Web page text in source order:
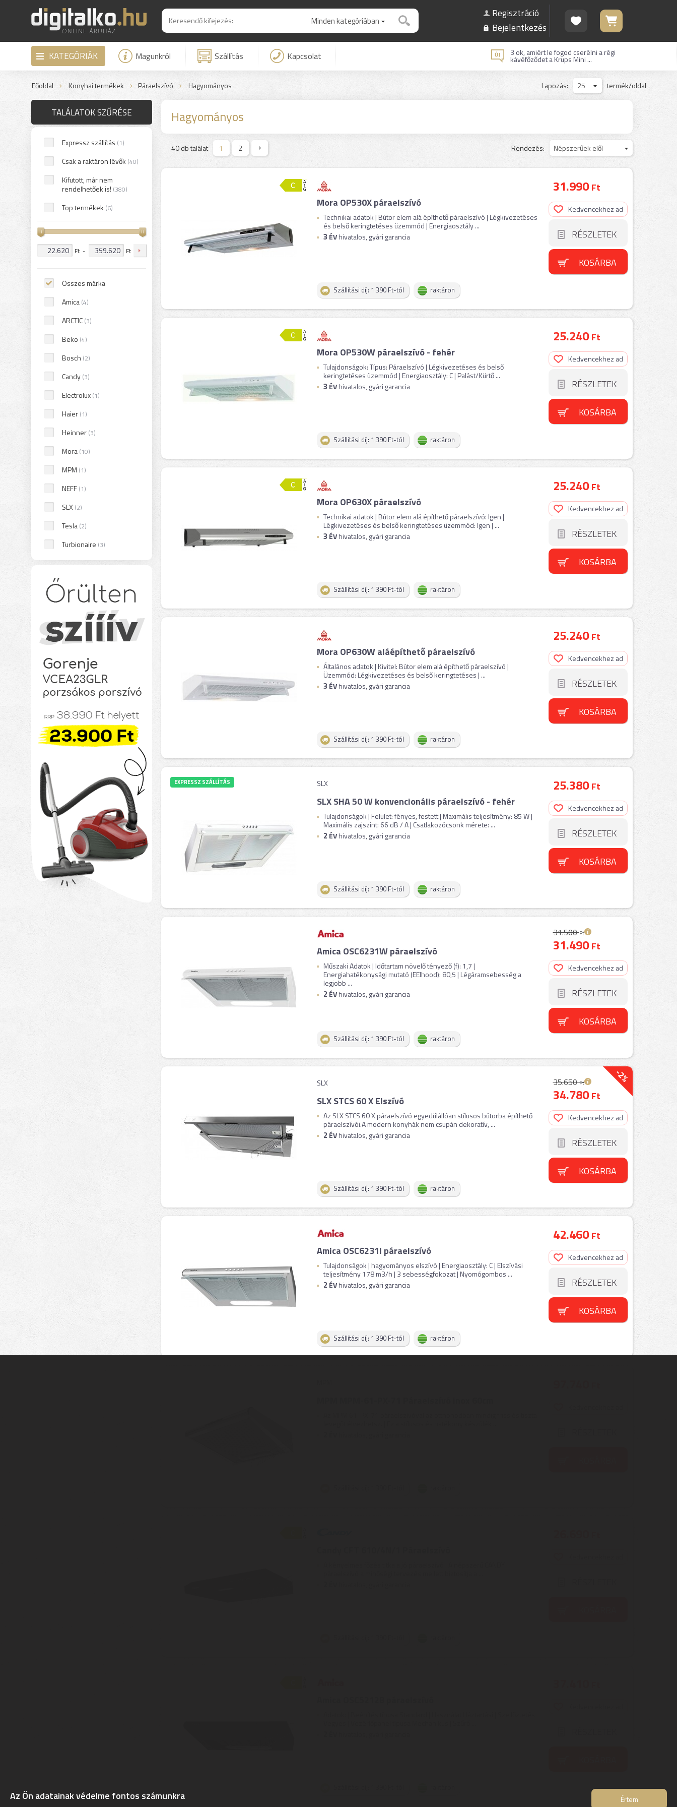
Minden kategóriában
Regisztráció
Bejelentkezés
KATEGÓRIÁK Magunkról Szállítás Kapcsolat 3 ok, amiért le fogod cserélni a régi
kávéfőződet a Krups Mini ...
Főoldal Konyhai termékek Páraelszívó Hagyományos termék/oldal
25
Lapozás:
TALÁLATOK SZŰRÉSE
Expressz szállítás (1)
Csak a raktáron lévők (40)
Kifutott, már nem
rendelhetőek is! (380)
Top termékek (6)
Ft - Ft
Összes márka
Amica (4)
ARCTIC (3)
Beko (4)
Bosch (2)
Candy (3)
Electrolux (1)
Haier (1)
Heinner (3)
Mora (10)
MPM (1)
NEFF (1)
SLX (2)
Tesla (2)
Turbionaire (3)
Hagyományos
40 db találat 1 2 Népszerűek elől
Rendezés:
Mora OP530X páraelszívó
Technikai adatok | Bútor elem alá építhető páraelszívó | Légkivezetéses
és belső keringtetéses üzemmód | Energiaosztály ...
3 ÉVhivatalos, gyári garancia
Szállítási díj: 1.390 Ft-tól raktáron
31.990Ft
Kedvencekhez ad
RÉSZLETEK
KOSÁRBA
Mora OP530W páraelszívó - fehér
Tulajdonságok: Típus: Páraelszívó | Légkivezetéses és belső
keringtetéses üzemmód | Energiaosztály: C | Palást/Kürtő ...
3 ÉVhivatalos, gyári garancia
Szállítási díj: 1.390 Ft-tól raktáron
25.240Ft
Kedvencekhez ad
RÉSZLETEK
KOSÁRBA
Mora OP630X páraelszívó
Technikai adatok | Bútor elem alá építhető páraelszívó: Igen |
Légkivezetéses és belső keringtetéses üzemmód: Igen | ...
3 ÉVhivatalos, gyári garancia
Szállítási díj: 1.390 Ft-tól raktáron
25.240Ft
Kedvencekhez ad
RÉSZLETEK
KOSÁRBA
Mora OP630W aláépíthető páraelszívó
Általános adatok | Kivitel: Bútor elem alá építhető páraelszívó |
Üzemmód: Légkivezetéses és belső keringtetéses | ...
3 ÉVhivatalos, gyári garancia
Szállítási díj: 1.390 Ft-tól raktáron
25.240Ft
Kedvencekhez ad
RÉSZLETEK
KOSÁRBA
EXPRESSZ SZÁLLÍTÁS SLX
SLX SHA 50 W konvencionális páraelszívó - fehér
Tulajdonságok | Felület: fényes, festett | Maximális teljesítmény: 85 W |
Maximális zajszint: 66 dB / A | Csatlakozócsonk mérete: ...
2 ÉVhivatalos, gyári garancia
Szállítási díj: 1.390 Ft-tól raktáron
25.380Ft
Kedvencekhez ad
RÉSZLETEK
KOSÁRBA
Amica OSC6231W páraelszívó
Műszaki Adatok | Időtartam növelő tényező (f): 1,7 |
Energiahatékonysági mutató (EEIhood): 80,5 | Légáramsebesség a
legjobb ...
2 ÉVhivatalos, gyári garancia
Szállítási díj: 1.390 Ft-tól raktáron
31.500Ft
31.490Ft
Kedvencekhez ad
RÉSZLETEK
KOSÁRBA
-2%
SLX
SLX STCS 60 X Elszívó
Az SLX STCS 60 X páraelszívó egyedülállóan stílusos bútorba építhető
páraelszívói.A modern konyhák nem csupán dekoratív, ...
2 ÉVhivatalos, gyári garancia
Szállítási díj: 1.390 Ft-tól raktáron
35.650Ft
34.780Ft
Kedvencekhez ad
RÉSZLETEK
KOSÁRBA
Amica OSC6231I páraelszívó
Tulajdonságok | hagyományos elszívó | Energiaosztály: C | Elszívási
teljesítmény 178 m3/h | 3 sebességfokozat | Nyomógombos ...
2 ÉVhivatalos, gyári garancia
Szállítási díj: 1.390 Ft-tól raktáron
42.460Ft
Kedvencekhez ad
RÉSZLETEK
KOSÁRBA
Az Ön adatainak védelme fontos számunkra Értem